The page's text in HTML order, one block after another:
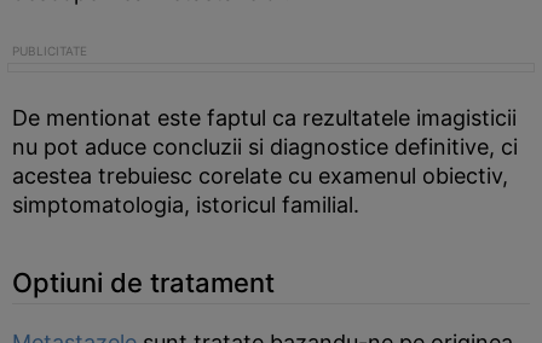
De mentionat este faptul ca rezultatele imagisticii
nu pot aduce concluzii si diagnostice definitive, ci
acestea trebuiesc corelate cu examenul obiectiv,
simptomatologia, istoricul familial.
Optiuni de tratament